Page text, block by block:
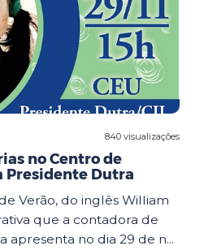
840 visualizações
no Centro de
Presidente Dutra
Verão, do inglês William
que a contadora de
apresenta no dia 29 de n...